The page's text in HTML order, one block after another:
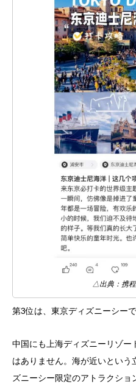
△出典：携程
第3位は、東京ディズニーシーで
中国にも上海ディズニーリゾー
はありません。海が近いという
ズニーシー限定のアトラクシ